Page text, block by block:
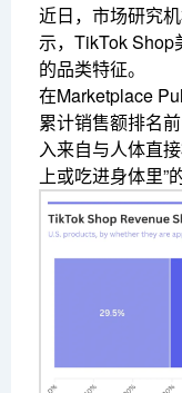
近日，市场研究
示，TikTok Shop
的品类特征。
在Marketplace
累计销售额排名
入来自与人体直
上或吃进身体里”